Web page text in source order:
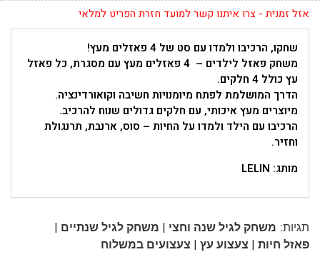
אזל זמנית - צרו איתנו קשר למועד חזרת הפריט למלאי
שחקו, הרכיבו ולמדו עם סט של 4 פאזלים מעץ!
משחק פאזל לילדים – 4 פאזלים מעץ עם מסגרת, כל פאזל
עץ כולל 4 חלקים.
הדרך המושלמת לפתח מיומנויות חשיבה וקואורדינציה.
מיוצרים מעץ איכותי, עם חלקים גדולים שנוח להרכיב.
הרכיבו עם הילד ולמדו על החיות – סוס, ארנבת, תרנגולת
וחזיר.
מותג: LELIN
תגיות: משחק לגיל שנה וחצי | משחק לגיל שנתיים |
פאזל חיות | צעצוע עץ | צעצועים במשלוח